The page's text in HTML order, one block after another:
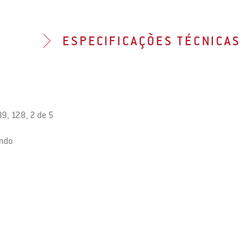
ESPECIFICAÇÕES TÉCNICAS
128, 2 de 5